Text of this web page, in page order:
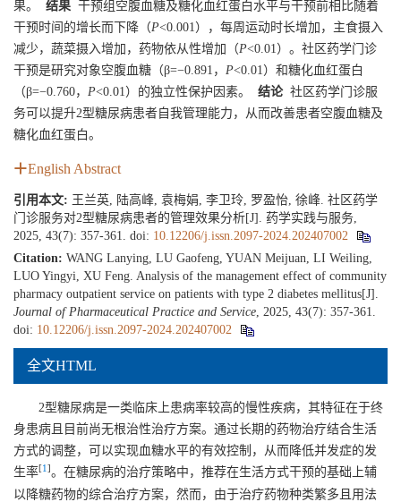
果。
结果 干预组空腹血糖及糖化血红蛋白水平与干预前相比随着
干预时间的增长而下降（P<0.001），每周运动时长增加，主食摄入
减少，蔬菜摄入增加，药物依从性增加（P<0.01）。社区药学门诊
干预是研究对象空腹血糖（β=−0.891， P<0.01）和糖化血红蛋白
（β=−0.760， P<0.01）的独立性保护因素。 结论社区药学门诊服
务可以提升2型糖尿病患者自我管理能力，从而改善患者空腹血糖及
糖化血红蛋白。
English Abstract
引用本文: 王兰英, 陆高峰, 袁梅娟, 李卫玲, 罗盈怡, 徐峰. 社区药学
门诊服务对2型糖尿病患者的管理效果分析[J]. 药学实践与服务,
2025, 43(7): 357-361. doi: 10.12206/j.issn.2097-2024.202407002
Citation: WANG Lanying, LU Gaofeng, YUAN Meijuan, LI Weiling,
LUO Yingyi, XU Feng. Analysis of the management effect of community
pharmacy outpatient service on patients with type 2 diabetes mellitus[J].
Journal of Pharmaceutical Practice and Service , 2025, 43(7): 357-361.
doi: 10.12206/j.issn.2097-2024.202407002
全文HTML
2型糖尿病是一类临床上患病率较高的慢性疾病，其特征在于终
身患病且目前尚无根治性治疗方案。通过长期的药物治疗结合生活
方式的调整，可以实现血糖水平的有效控制，从而降低并发症的发
生率[1 ]。在糖尿病的治疗策略中，推荐在生活方式干预的基础上辅
以降糖药物的综合治疗方案，然而，由于治疗药物种类繁多且用法